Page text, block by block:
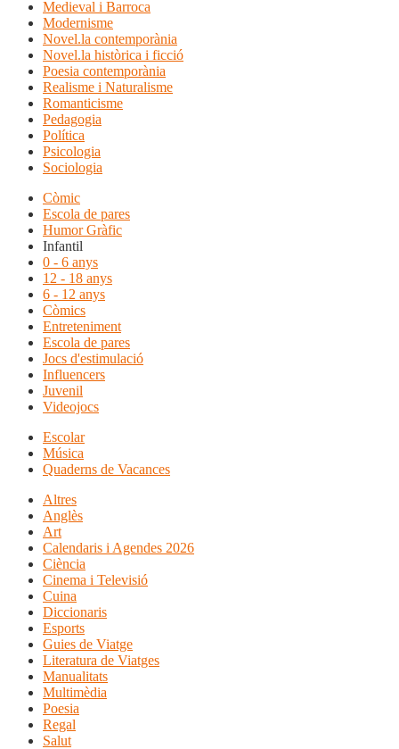
Medieval i Barroca
Modernisme
Novel.la contemporània
Novel.la històrica i ficció
Poesia contemporània
Realisme i Naturalisme
Romanticisme
Pedagogia
Política
Psicologia
Sociologia
Còmic
Escola de pares
Humor Gràfic
Infantil
0 - 6 anys
12 - 18 anys
6 - 12 anys
Còmics
Entreteniment
Escola de pares
Jocs d'estimulació
Influencers
Juvenil
Videojocs
Escolar
Música
Quaderns de Vacances
Altres
Anglès
Art
Calendaris i Agendes 2026
Ciència
Cinema i Televisió
Cuina
Diccionaris
Esports
Guies de Viatge
Literatura de Viatges
Manualitats
Multimèdia
Poesia
Regal
Salut